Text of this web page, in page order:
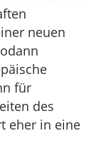
neuen
für
des
eher in eine